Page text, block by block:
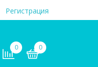
Регистрация
0 0